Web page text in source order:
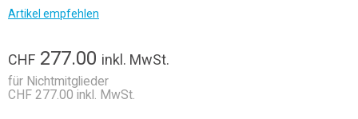
Artikel empfehlen
CHF 277.00 inkl. MwSt.
für Nichtmitglieder
CHF 277.00 inkl. MwSt.